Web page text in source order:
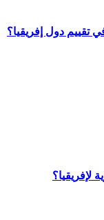
تقييم دول إفريقيا؟
لإفريقيا؟